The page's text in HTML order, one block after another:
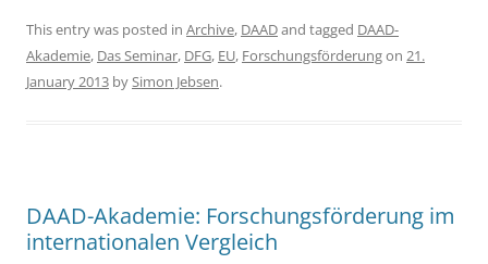
c
e
k
itt
er
ar
e
This entry was posted in Archive, DAADand tagged DAAD-
Akademie, Das Seminar, DFG, EU, Forschungsförderungon 21.
January 2013 bySimon Jebsen.
DAAD-Akademie: Forschungsförderung im
internationalen Vergleich